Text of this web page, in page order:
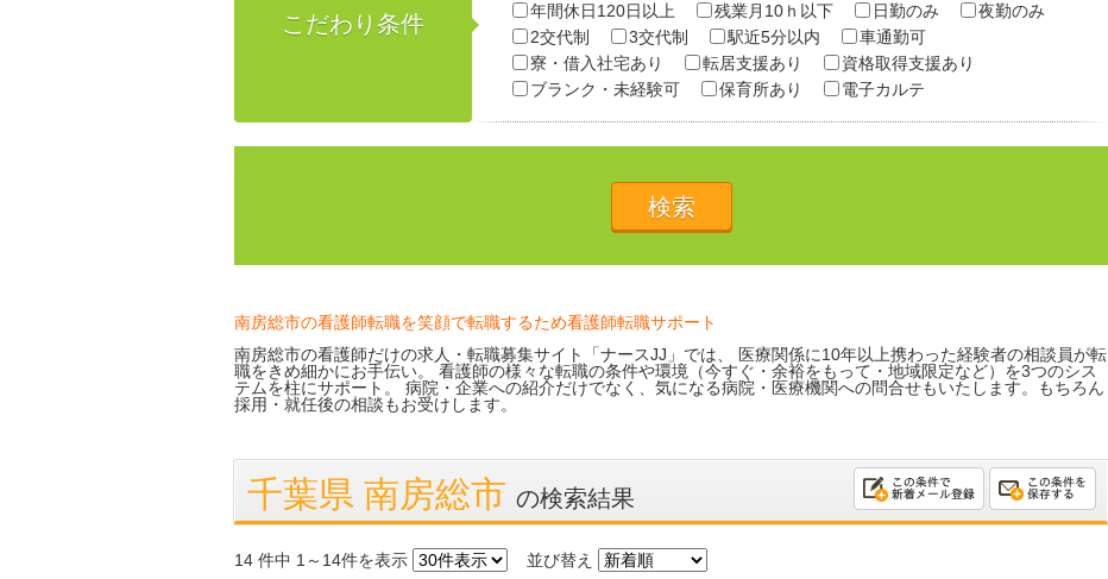
こだわり条件
年間休日120日以上
残業月10ｈ以下 日勤のみ
夜勤のみ
2交代制
3交代制 駅近5分以内
車通勤可
寮・借入社宅あり
転居支援あり
資格取得支援あり
ブランク・未経験可
保育所あり 電子カルテ
南房総市の看護師転職を笑顔で転職するため看護師転職サポート
南房総市の看護師だけの求人・転職募集サイト「ナースJJ」では、 医療関係に10年以上携わった経験者の相談員が転
職をきめ細かにお手伝い。 看護師の様々な転職の条件や環境（今すぐ・余裕をもって・地域限定など）を3つのシス
テムを柱にサポート。 病院・企業への紹介だけでなく、気になる病院・医療機関への問合せもいたします。もちろん
採用・就任後の相談もお受けします。
千葉県 南房総市 の検索結果
14 件中 1～14件を表示 並び替え